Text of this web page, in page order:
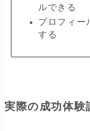
ルできる
プロフィー
する
実際の成功体験